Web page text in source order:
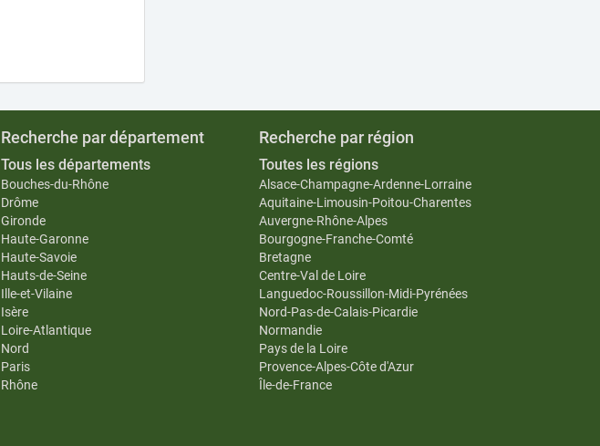
Recherche par département
Tous les départements
Bouches-du-Rhône
Drôme
Gironde
Haute-Garonne
Haute-Savoie
Hauts-de-Seine
Ille-et-Vilaine
Isère
Loire-Atlantique
Nord
Paris
Rhône
Recherche par région
Toutes les régions
Alsace-Champagne-Ardenne-Lorraine
Aquitaine-Limousin-Poitou-Charentes
Auvergne-Rhône-Alpes
Bourgogne-Franche-Comté
Bretagne
Centre-Val de Loire
Languedoc-Roussillon-Midi-Pyrénées
Nord-Pas-de-Calais-Picardie
Normandie
Pays de la Loire
Provence-Alpes-Côte d'Azur
Île-de-France